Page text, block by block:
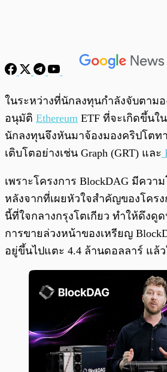
พร้อมเล่น
ในระหว่างที่นักลงทุนกำลังจับตามอ
อนุมัติ Ethereum ETF ที่จะเกิดขึ้น
นักลงทุนจึงหันมาจ้องมองคริปโตท
เติบโตอย่างเช่น Graph (GRT) และ
เพราะโครงการ BlockDAG มีควา
หลังจากที่เผยหัวใจสำคัญของโคร
นี้ที่ใจกลางกรุงโตเกียว ทำให้ดึงดู
การขายล่วงหน้าของเหรียญ
อยู่ขึ้นไปแตะ 4.4 ล้านดอลลาร์ แล้